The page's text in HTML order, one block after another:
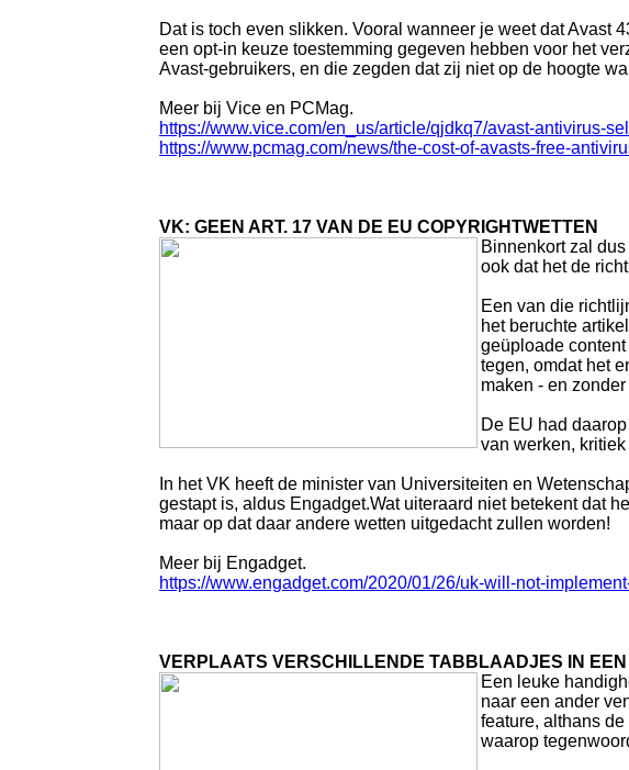
Dat is toch even slikken. Vooral wanneer je weet dat Avast
een opt-in keuze toestemming gegeven hebben voor het
Avast-gebruikers, en die zegden dat zij niet op de hoogte
Meer bij Vice en PCMag.
https://www.vice.com/en_us/article/qjdkq7/avast-antivirus-
https://www.pcmag.com/news/the-cost-of-avasts-free-
VK: GEEN ART. 17 VAN DE EU COPYRIGHTWETTEN
Binnenkort zal
ook dat het de
Een van die
het beruchte
geüploade
tegen, omdat het
maken - en
De EU had
van werken,
In het VK heeft de minister van Universiteiten en
gestapt is, aldus Engadget.Wat uiteraard niet betekent dat
maar op dat daar andere wetten uitgedacht zullen worden!
Meer bij Engadget.
https://www.engadget.com/2020/01/26/uk-will-not-
VERPLAATS VERSCHILLENDE TABBLAADJES IN EEN
Een leuke
naar een ander
feature, althans
waarop